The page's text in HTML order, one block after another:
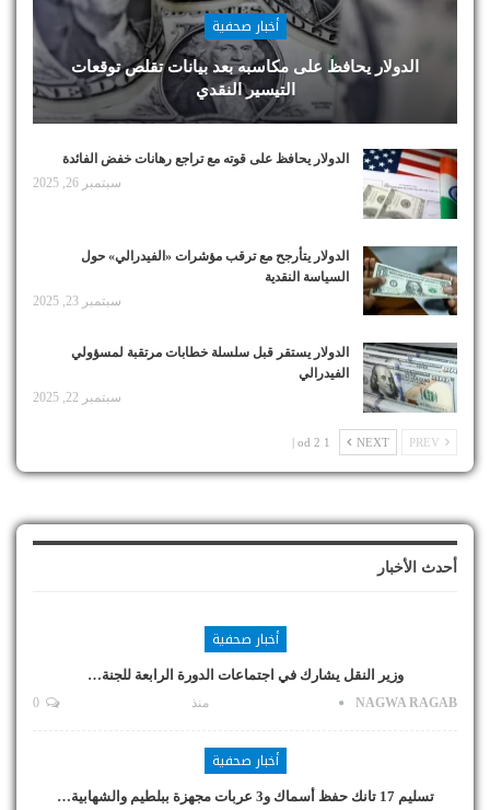
أخبار صحفية
الدولار يحافظ على مكاسبه بعد بيانات تقلص توقعات
التيسير النقدي
الدولار يحافظ على قوته مع تراجع رهانات خفض الفائدة
سبتمبر 26, 2025
الدولار يتأرجح مع ترقب مؤشرات «الفيدرالي» حول
السياسة النقدية
سبتمبر 23, 2025
الدولار يستقر قبل سلسلة خطابات مرتقبة لمسؤولي
الفيدرالي
سبتمبر 22, 2025
NEXT
1 od 2 |
أحدث الأخبار
أخبار صحفية
وزير النقل يشارك في اجتماعات الدورة الرابعة للجنة…
NAGWA RAGAB منذ
أخبار صحفية
تسليم 17 تانك حفظ أسماك و3 عربات مجهزة ببلطيم والشهابية…